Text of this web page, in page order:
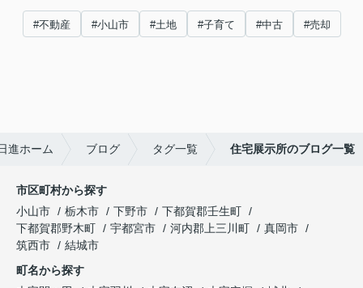
#不動産 #小山市 #土地 #子育て #中古 #売却
進ホーム ブログ タグ一覧 住宅展示所のブログ一覧
市区町村から探す
小山市
栃木市 下野市
下都賀郡壬生町
下都賀郡野木町
宇都宮市 河内郡上三川町
真岡市
筑西市
結城市
町名から探す